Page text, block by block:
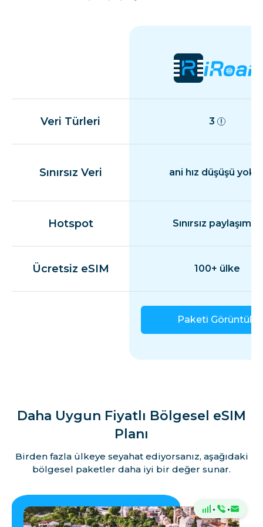
Veri Türleri 3
Sınırsız Veri ani hız düşüşü yok
Hotspot Sınırsız paylaşım
Ücretsiz eSIM 100+ ülke
Paketi Görüntüle
Daha Uygun Fiyatlı Bölgesel eSIM
Planı
Birden fazla ülkeye seyahat ediyorsanız, aşağıdaki
bölgesel paketler daha iyi bir değer sunar.
· ·